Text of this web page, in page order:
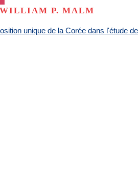
WILLIAM P. MALM
unique de la Corée dans l'étude